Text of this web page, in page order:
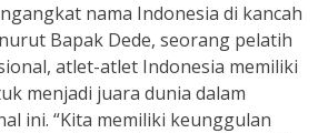
nama Indonesia di kancah
Bapak Dede, seorang pelatih
atlet-atlet Indonesia memiliki
menjadi juara dunia dalam
ini. “Kita memiliki keunggulan